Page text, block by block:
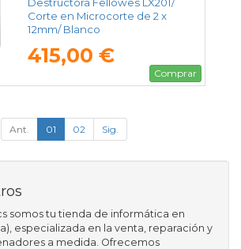
Corte en Microcorte de 2 x
12mm/ Blanco
415,00 €
Comprar
Ant. 01 02 Sig.
somos tu tienda de informática en
especializada en la venta, reparación y
a medida. Ofrecemos